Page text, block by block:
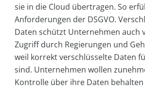
sie in die Cloud übertragen. So
Anforderungen der DSGVO.
Daten schützt Unternehmen auch
Zugriff durch Regierungen und
weil korrekt verschlüsselte Daten
sind. Unternehmen wollen
Kontrolle über ihre Daten